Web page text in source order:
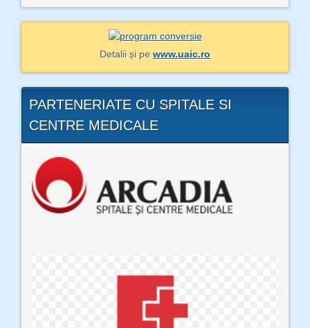
Detalii și pe www.uaic.ro
PARTENERIATE CU SPITALE SI
CENTRE MEDICALE